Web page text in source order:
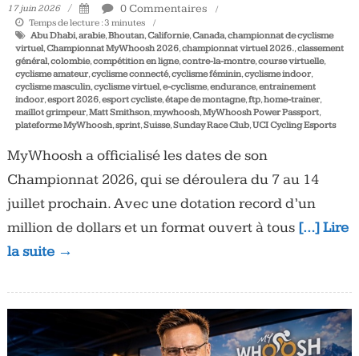
17 juin 2026 0 Commentaires
Temps de lecture :3 minutes
Abu Dhabi,arabie,Bhoutan,Californie,Canada,championnat de cyclisme
virtuel,Championnat MyWhoosh 2026,championnat virtuel 2026.,classement
général,colombie,compétition en ligne,contre-la-montre,course virtuelle,
cyclisme amateur,cyclisme connecté,cyclisme féminin,cyclisme indoor,
cyclisme masculin,cyclisme virtuel,e-cyclisme,endurance,entrainement
indoor,esport 2026,esport cycliste,étape de montagne,ftp,home-trainer,
maillot grimpeur,Matt Smithson,mywhoosh,MyWhoosh Power Passport,
plateforme MyWhoosh,sprint,Suisse,Sunday Race Club,UCI Cycling Esports
MyWhoosh a officialisé les dates de son
Championnat 2026, qui se déroulera du 7 au 14
juillet prochain. Avec une dotation record d’un
million de dollars et un format ouvert à tous […] Lire
la suite →